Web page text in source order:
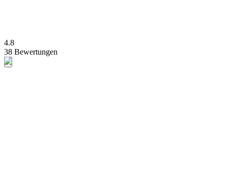
4.8
38 Bewertungen